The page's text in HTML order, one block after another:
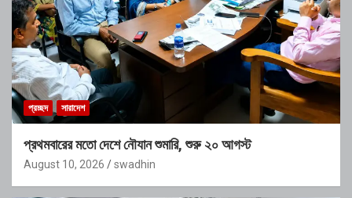
প্রচ্ছদ সারাদেশ
প্রথমবারের মতো দেশে নৌযান শুমারি, শুরু ২০ আগস্ট
August 10, 2026 swadhin